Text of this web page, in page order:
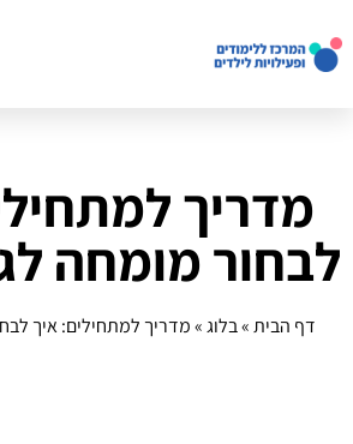
מדריך
לבחור מומחה
דף הבית»בלוג»מדריך למתחילים: איך